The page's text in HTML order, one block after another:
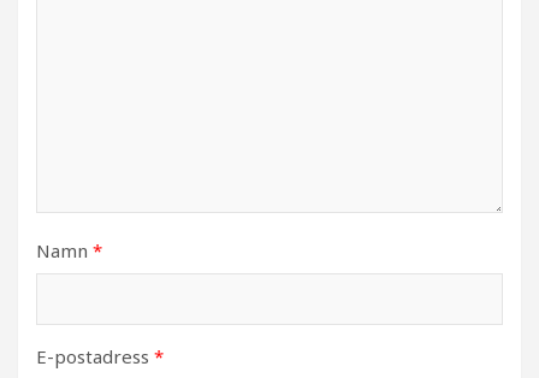
Namn *
E-postadress *